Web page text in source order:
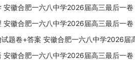
安徽合肥一六八中学2026届高三最后一卷
安徽合肥一六八中学2026届高三最后一卷
试题卷+答案 安徽合肥一六八中学2026届
安徽合肥一六八中学2026届高三最后一卷